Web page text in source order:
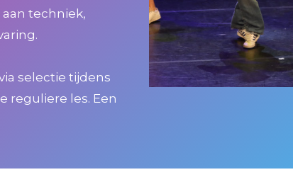
techniek,
selectie tijdens
reguliere les. Een